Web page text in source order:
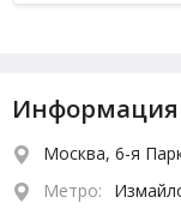
Информация
Москва, 6-я
Метро: